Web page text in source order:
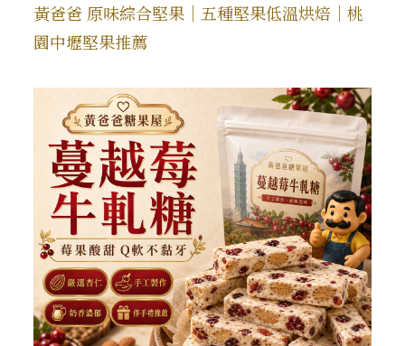
黃爸爸 原味綜合堅果｜五種堅果低溫烘焙｜桃
園中壢堅果推薦